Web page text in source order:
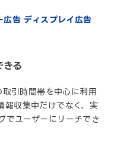
広告 ディスプレイ広告
る
引時間帯を中心に利用
報収集中だけでなく、実
でユーザーにリーチでき